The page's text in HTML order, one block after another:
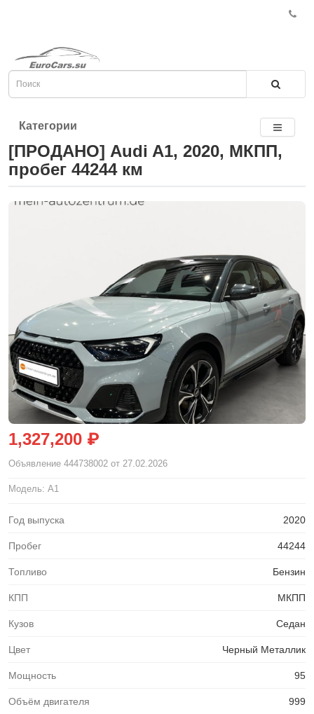
Категории
[ПРОДАНО] Audi A1, 2020, МКПП,
пробег 44244 км
1,327,200 ₽
Объявление 444738002 от 27.02.2026
Модель: A1
Год выпуска 2020
Пробег 44244
Топливо Бензин
КПП МКПП
Кузов Седан
Цвет Черный Металлик
Мощность 95
Объём двигателя 999